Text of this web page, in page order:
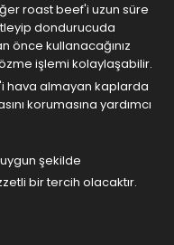
roast beef'i uzun süre
dondurucuda
önce kullanacağınız
işlemi kolaylaşabilir.
hava almayan kaplarda
korumasına yardımcı
şekilde
bir tercih olacaktır.